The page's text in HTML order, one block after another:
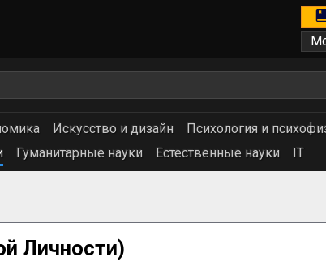
Искусство и дизайн
Психология и
Гуманитарные науки Естественные науки IT
Личности)